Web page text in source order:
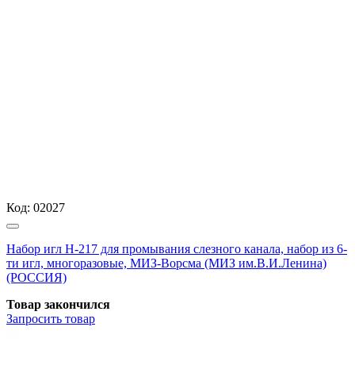
Код: 02027
Набор игл Н-217 для промывания слезного канала, набор из 6-
ти игл, многоразовые, МИЗ-Ворсма (МИЗ им.В.И.Ленина)
(РОССИЯ)
Товар закончился
Запросить товар